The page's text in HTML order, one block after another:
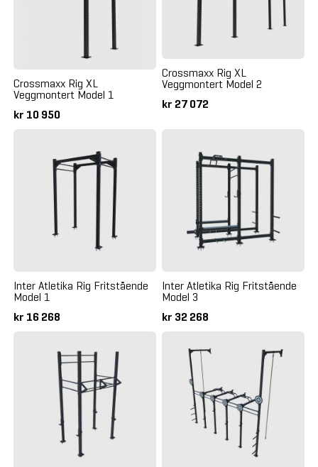
Crossmaxx Rig XL
Veggmontert Model 1
kr 10 950
Crossmaxx Rig XL
Veggmontert Model 2
kr 27 072
Inter Atletika Rig Fritstående
Model 1
kr 16 268
Inter Atletika Rig Fritstående
Model 3
kr 32 268